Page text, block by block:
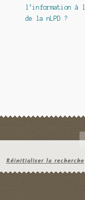
l’information à
de la nLPD ?
Réinitialiser la recherche